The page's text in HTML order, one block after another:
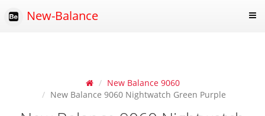
New-Balance
New Balance 9060
New Balance 9060 Nightwatch Green Purple